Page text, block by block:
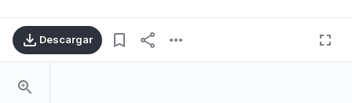
Descargar